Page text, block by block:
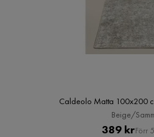
Caldeolo Matta 100x200
Beige/
Pris
389 krFörr